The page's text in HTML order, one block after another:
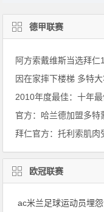
德甲联赛
阿方索戴维斯当选拜仁
因在家摔下楼梯 多特
2010年度最佳：十年
官方：哈兰德加盟多
拜仁官方：托利索肌肉
欧冠联赛
ac米兰足球运动员埋